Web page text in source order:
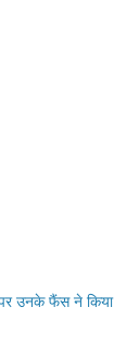
पर उनके फैंस ने किया